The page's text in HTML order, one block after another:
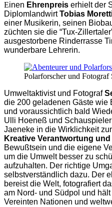
Einen Ehrenpreis erhielt der
DiplomlandwirtTobias
einer Musikerin, seinen
züchten sie die “Tux-
ausgestorbene Rinderrasse
wunderbare Lehrerin.
Polarforscher und Fotograf
Umweltaktivist und Fotograf
die 200 geladenen Gäste wie
und voraussichtlich bald
Ulli Hoeneß und
Jaeneke in die Wirklichkeit
Kreative Verantwortung
Bewußtsein und die eigene
um die Umwelt besser zu
aufzuhalten. Der richtige
selbstverständlich dazu. Der
bereist die Welt, fotografiert
am Nord- und Südpol und
Vereinten Nationen und